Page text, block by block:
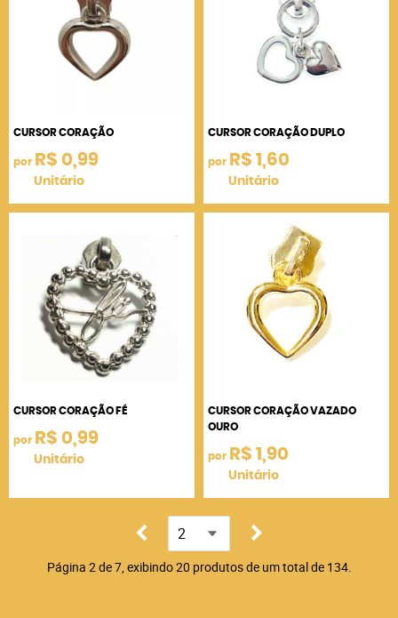
CURSOR CORAÇÃO
por R$ 0,99
Unitário
CURSOR CORAÇÃO DUPLO
por R$ 1,60
Unitário
CURSOR CORAÇÃO FÉ
por R$ 0,99
Unitário
CURSOR CORAÇÃO VAZADO
OURO
por R$ 1,90
Unitário
Página 2 de 7, exibindo 20 produtos de um total de 134.